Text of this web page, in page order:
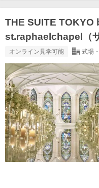
THE SUITE TOKYO
st.raphaelchapel（
オンライン見学可能 式場